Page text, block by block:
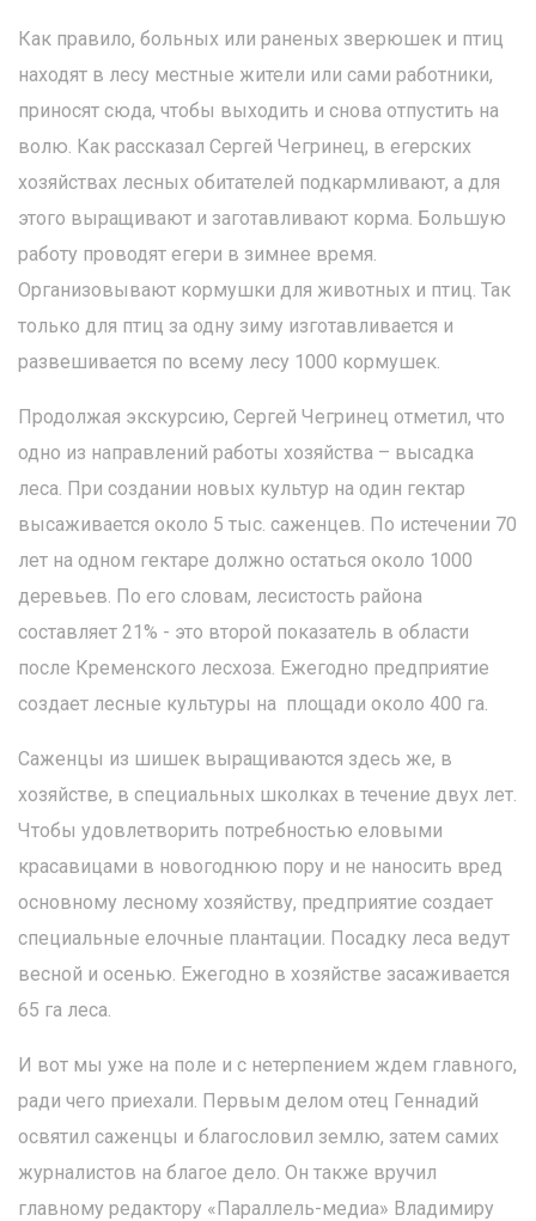
Как правило, больных или раненых зверюшек и птиц
находят в лесу местные жители или сами работники,
приносят сюда, чтобы выходить и снова отпустить на
волю. Как рассказал Сергей Чегринец, в егерских
хозяйствах лесных обитателей подкармливают, а для
этого выращивают и заготавливают корма. Большую
работу проводят егери в зимнее время.
Организовывают кормушки для животных и птиц. Так
только для птиц за одну зиму изготавливается и
развешивается по всему лесу 1000 кормушек.
Продолжая экскурсию, Сергей Чегринец отметил, что
одно из направлений работы хозяйства – высадка
леса. При создании новых культур на один гектар
высаживается около 5 тыс. саженцев. По истечении 70
лет на одном гектаре должно остаться около 1000
деревьев. По его словам, лесистость района
составляет 21% - это второй показатель в области
после Кременского лесхоза. Ежегодно предприятие
создает лесные культуры на площади около 400 га.
Саженцы из шишек выращиваются здесь же, в
хозяйстве, в специальных школках в течение двух лет.
Чтобы удовлетворить потребностью еловыми
красавицами в новогоднюю пору и не наносить вред
основному лесному хозяйству, предприятие создает
специальные елочные плантации. Посадку леса ведут
весной и осенью. Ежегодно в хозяйстве засаживается
65 га леса.
И вот мы уже на поле и с нетерпением ждем главного,
ради чего приехали. Первым делом отец Геннадий
освятил саженцы и благословил землю, затем самих
журналистов на благое дело. Он также вручил
главному редактору «Параллель-медиа» Владимиру